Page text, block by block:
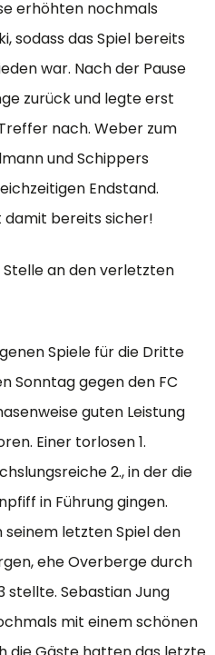
erhöhten nochmals
sodass das Spiel bereits
war. Nach der Pause
zurück und legte erst
nach. Weber zum
und Schippers
Endstand.
damit bereits sicher!
Stelle an den verletzten
Spiele für die Dritte
Sonntag gegen den FC
guten Leistung
Einer torlosen 1.
2., in der die
in Führung gingen.
letzten Spiel den
ehe Overberge durch
stellte. Sebastian Jung
mit einem schönen